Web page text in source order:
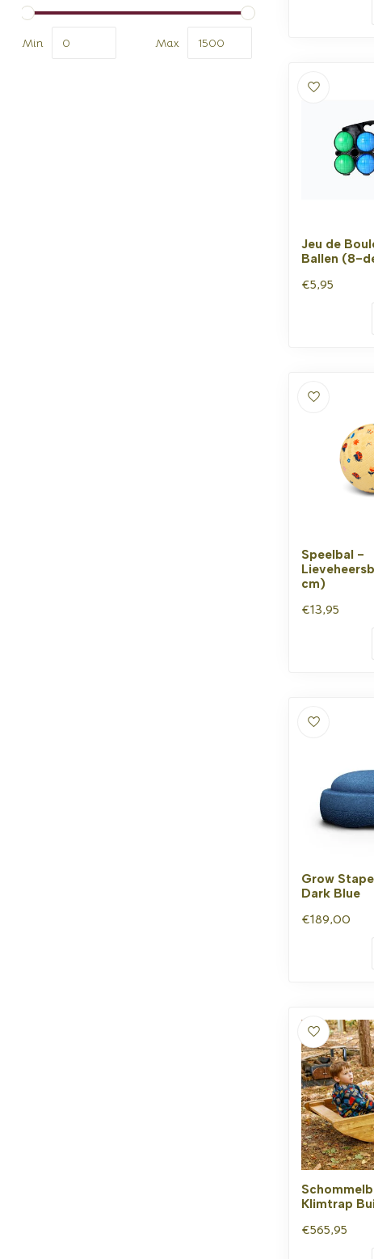
Min Max
Jeu de
Ballen (8-
€5,95
Speelbal -
cm)
€13,95
Grow
Dark Blue
€189,00
Klimtrap
€565,95